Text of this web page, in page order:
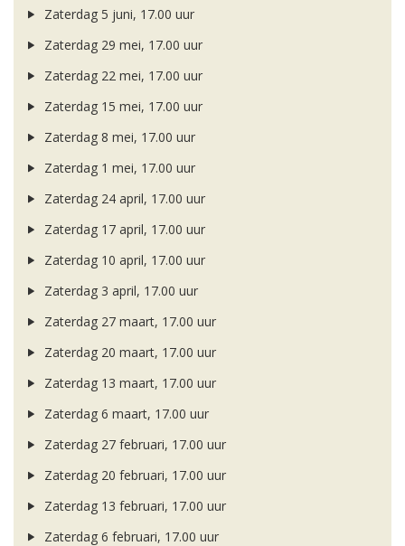
Zaterdag 5 juni, 17.00 uur
Zaterdag 29 mei, 17.00 uur
Zaterdag 22 mei, 17.00 uur
Zaterdag 15 mei, 17.00 uur
Zaterdag 8 mei, 17.00 uur
Zaterdag 1 mei, 17.00 uur
Zaterdag 24 april, 17.00 uur
Zaterdag 17 april, 17.00 uur
Zaterdag 10 april, 17.00 uur
Zaterdag 3 april, 17.00 uur
Zaterdag 27 maart, 17.00 uur
Zaterdag 20 maart, 17.00 uur
Zaterdag 13 maart, 17.00 uur
Zaterdag 6 maart, 17.00 uur
Zaterdag 27 februari, 17.00 uur
Zaterdag 20 februari, 17.00 uur
Zaterdag 13 februari, 17.00 uur
Zaterdag 6 februari, 17.00 uur